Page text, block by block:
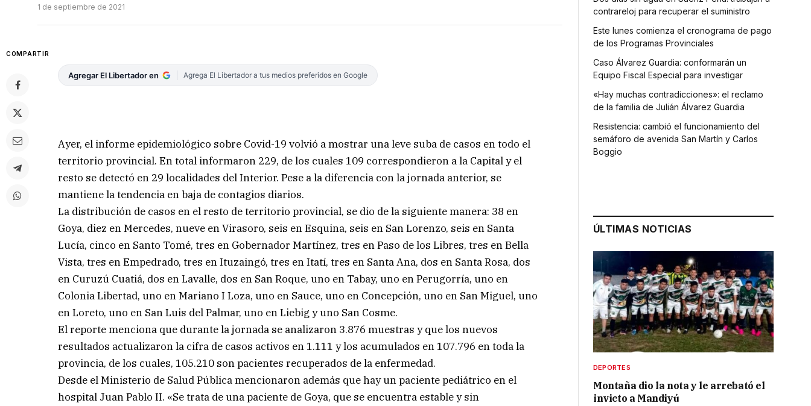
1 de septiembre de 2021
COMPARTIR
Agregar El Libertador en Agrega El Libertador a tus medios preferidos en Google
Ayer, el informe epidemiológico sobre Covid-19 volvió a mostrar una leve suba de casos en todo el
territorio provincial. En total informaron 229, de los cuales 109 correspondieron a la Capital y el
resto se detectó en 29 localidades del Interior. Pese a la diferencia con la jornada anterior, se
mantiene la tendencia en baja de contagios diarios.
La distribución de casos en el resto de territorio provincial, se dio de la siguiente manera: 38 en
Goya, diez en Mercedes, nueve en Virasoro, seis en Esquina, seis en San Lorenzo, seis en Santa
Lucía, cinco en Santo Tomé, tres en Gobernador Martínez, tres en Paso de los Libres, tres en Bella
Vista, tres en Empedrado, tres en Ituzaingó, tres en Itatí, tres en Santa Ana, dos en Santa Rosa, dos
en Curuzú Cuatiá, dos en Lavalle, dos en San Roque, uno en Tabay, uno en Perugorría, uno en
Colonia Libertad, uno en Mariano I Loza, uno en Sauce, uno en Concepción, uno en San Miguel, uno
en Loreto, uno en San Luis del Palmar, uno en Liebig y uno San Cosme.
El reporte menciona que durante la jornada se analizaron 3.876 muestras y que los nuevos
resultados actualizaron la cifra de casos activos en 1.111 y los acumulados en 107.796 en toda la
provincia, de los cuales, 105.210 son pacientes recuperados de la enfermedad.
Desde el Ministerio de Salud Pública mencionaron además que hay un paciente pediátrico en el
hospital Juan Pablo II. «Se trata de una paciente de Goya, que se encuentra estable y sin
contrareloj para recuperar el suministro
Este lunes comienza el cronograma de pago
de los Programas Provinciales
Caso Álvarez Guardia: conformarán un
Equipo Fiscal Especial para investigar
«Hay muchas contradicciones»: el reclamo
de la familia de Julián Álvarez Guardia
Resistencia: cambió el funcionamiento del
semáforo de avenida San Martín y Carlos
Boggio
ÚLTIMAS NOTICIAS
DEPORTES
Montaña dio la nota y le arrebató el
invicto a Mandiyú